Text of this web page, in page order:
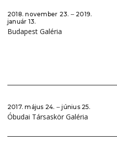
2018. november 23. ‒ 2019.
január 13.
Budapest Galéria
2017. május 24. ‒ június 25.
Óbudai Társaskör Galéria